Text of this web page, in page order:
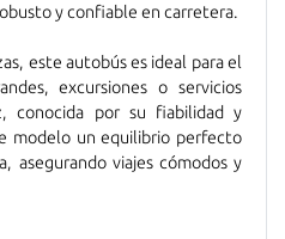
y confiable en carretera.
este autobús es ideal para el
excursiones o servicios
conocida por su fiabilidad y
modelo un equilibrio perfecto
asegurando viajes cómodos y